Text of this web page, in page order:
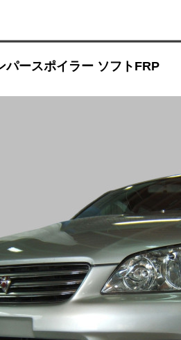
パースポイラー ソフトFRP